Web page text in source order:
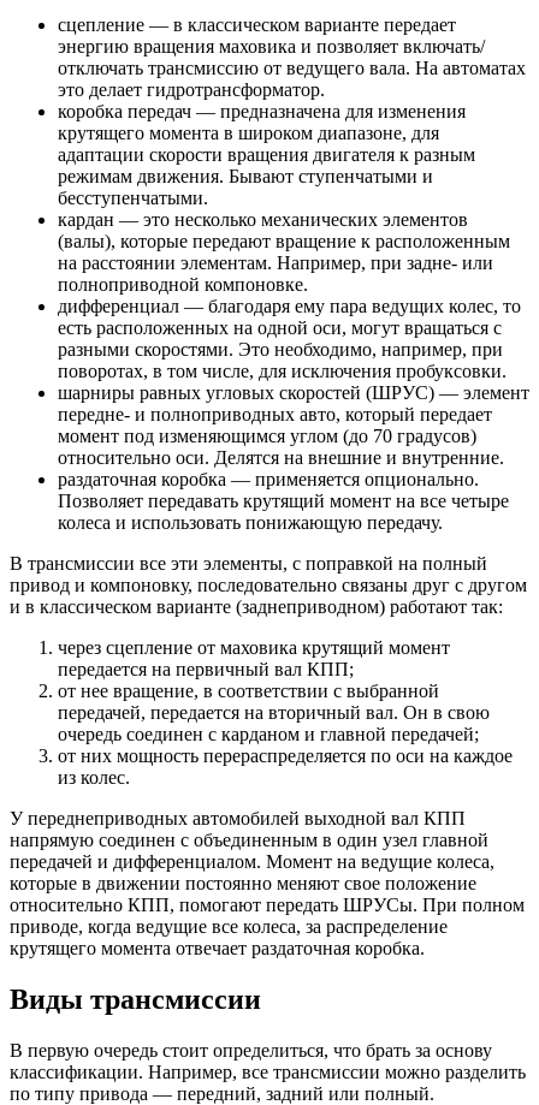
сцепление — в классическом варианте передает
энергию вращения маховика и позволяет включать/
отключать трансмиссию от ведущего вала. На автоматах
это делает гидротрансформатор.
коробка передач — предназначена для изменения
крутящего момента в широком диапазоне, для
адаптации скорости вращения двигателя к разным
режимам движения. Бывают ступенчатыми и
бесступенчатыми.
кардан — это несколько механических элементов
(валы), которые передают вращение к расположенным
на расстоянии элементам. Например, при задне- или
полноприводной компоновке.
дифференциал — благодаря ему пара ведущих колес, то
есть расположенных на одной оси, могут вращаться с
разными скоростями. Это необходимо, например, при
поворотах, в том числе, для исключения пробуксовки.
шарниры равных угловых скоростей (ШРУС) — элемент
передне- и полноприводных авто, который передает
момент под изменяющимся углом (до 70 градусов)
относительно оси. Делятся на внешние и внутренние.
раздаточная коробка — применяется опционально.
Позволяет передавать крутящий момент на все четыре
колеса и использовать понижающую передачу.
В трансмиссии все эти элементы, с поправкой на полный
привод и компоновку, последовательно связаны друг с другом
и в классическом варианте (заднеприводном) работают так:
через сцепление от маховика крутящий момент
передается на первичный вал КПП;
от нее вращение, в соответствии с выбранной
передачей, передается на вторичный вал. Он в свою
очередь соединен с карданом и главной передачей;
от них мощность перераспределяется по оси на каждое
из колес.
У переднеприводных автомобилей выходной вал КПП
напрямую соединен с объединенным в один узел главной
передачей и дифференциалом. Момент на ведущие колеса,
которые в движении постоянно меняют свое положение
относительно КПП, помогают передать ШРУСы. При полном
приводе, когда ведущие все колеса, за распределение
крутящего момента отвечает раздаточная коробка.
Виды трансмиссии
В первую очередь стоит определиться, что брать за основу
классификации. Например, все трансмиссии можно разделить
по типу привода — передний, задний или полный.